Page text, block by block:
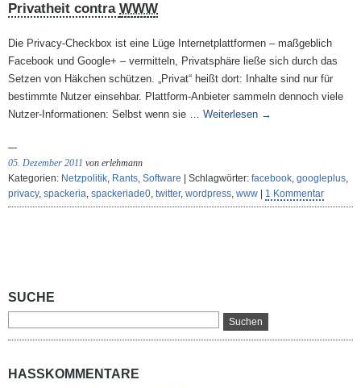
Privatheit contra WWW
Die Privacy-Checkbox ist eine Lüge Internetplattformen – maßgeblich
Facebook und Google+ – vermitteln, Privatsphäre ließe sich durch das
Setzen von Häkchen schützen. „Privat“ heißt dort: Inhalte sind nur für
bestimmte Nutzer einsehbar. Plattform-Anbieter sammeln dennoch viele
Nutzer-Informationen: Selbst wenn sie … Weiterlesen →
05. Dezember 2011 von erlehmann
Kategorien: Netzpolitik, Rants, Software | Schlagwörter: facebook, googleplus,
privacy, spackeria, spackeriade0, twitter, wordpress, www 1 Kommentar
SUCHE
HASSKOMMENTARE